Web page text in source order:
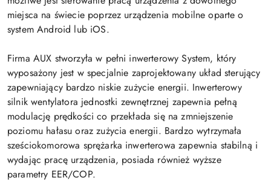
miejsca na świecie poprzez urządzenia mobilne oparte o
system Android lub iOS.
Firma AUX stworzyła w pełni inwerterowy System, który
wyposażony jest w specjalnie zaprojektowany układ sterujący
zapewniający bardzo niskie zużycie energii. Inwerterowy
silnik wentylatora jednostki zewnętrznej zapewnia pełną
modulację prędkości co przekłada się na zmniejszenie
poziomu hałasu oraz zużycia energii. Bardzo wytrzymała
sześciokomorowa sprężarka inwerterowa zapewnia stabilną i
wydając pracę urządzenia, posiada również wyższe
parametry EER/COP.